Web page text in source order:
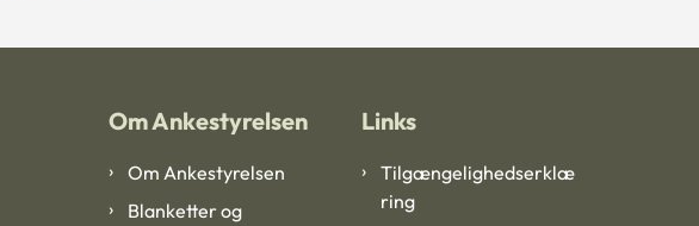
Om Ankestyrelsen
Om Ankestyrelsen
Blanketter og
Links
Tilgængelighedserklæ
ring